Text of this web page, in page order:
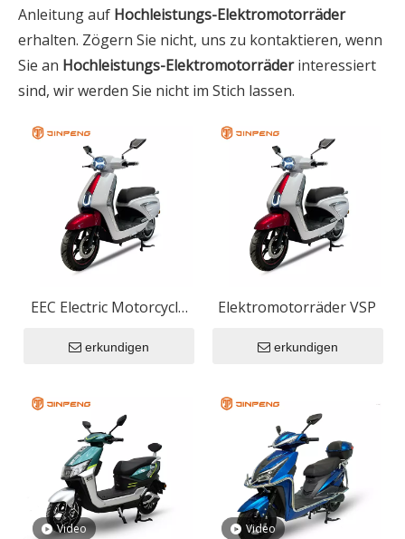
Anleitung auf Hochleistungs-Elektromotorräder
erhalten. Zögern Sie nicht, uns zu kontaktieren, wenn
Sie an Hochleistungs-Elektromotorräderinteressiert
sind, wir werden Sie nicht im Stich lassen.
EEC Electric Motorcycle
erkundigen
Elektromotorräder VSP
erkundigen
Video Video